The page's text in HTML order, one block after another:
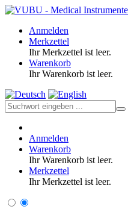
Anmelden
Merkzettel
Ihr Merkzettel ist leer.
Warenkorb
Ihr Warenkorb ist leer.
Anmelden
Warenkorb
Ihr Warenkorb ist leer.
Merkzettel
Ihr Merkzettel ist leer.